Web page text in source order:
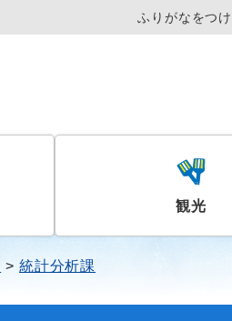
ふりがなをつ
観光
統計分析課